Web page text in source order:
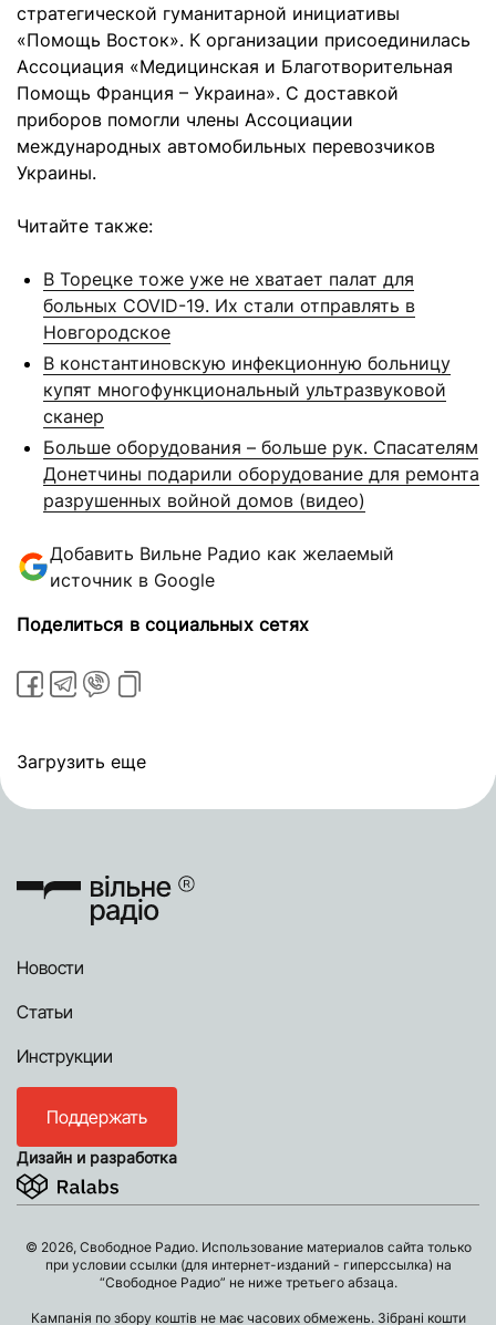
стратегической гуманитарной инициативы
«Помощь Восток». К организации присоединилась
Ассоциация «Медицинская и Благотворительная
Помощь Франция – Украина». С доставкой
приборов помогли члены Ассоциации
международных автомобильных перевозчиков
Украины.
Читайте также:
В Торецке тоже уже не хватает палат для
больных COVID-19. Их стали отправлять в
Новгородское
В константиновскую инфекционную больницу
купят многофункциональный ультразвуковой
сканер
Больше оборудования – больше рук. Спасателям
Донетчины подарили оборудование для ремонта
разрушенных войной домов (видео)
Добавить Вильне Радио как желаемый
источник в Google
Поделиться в социальных сетях
Загрузить еще
Новости
Статьи
Инструкции
Поддержать
Дизайн и разработка
© 2026, Свободное Радио. Использование материалов сайта только
при условии ссылки (для интернет-изданий - гиперссылка) на
“Свободное Радио” не ниже третьего абзаца.
Кампанія по збору коштів не має часових обмежень. Зібрані кошти